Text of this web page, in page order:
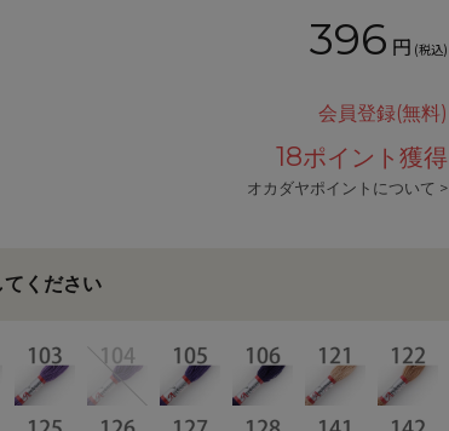
396 円 (税込)
会員登録(無料)
18ポイント獲得
オカダヤポイントについて >
てください